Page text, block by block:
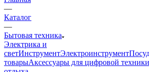
—
Каталог
—
Бытовая техника
Электрика и
светИнструментЭлектроинструмент
товарыАксессуары для цифровой техники